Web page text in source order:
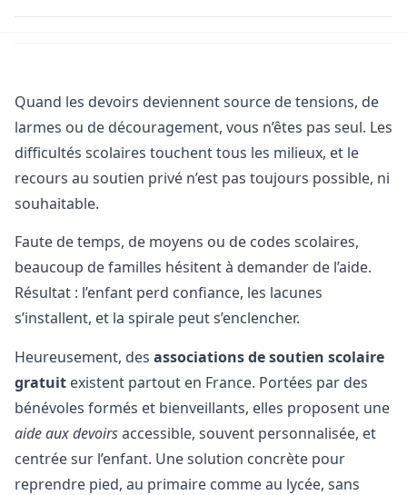
Quand les devoirs deviennent source de tensions, de
larmes ou de découragement, vous n’êtes pas seul. Les
difficultés scolaires touchent tous les milieux, et le
recours au soutien privé n’est pas toujours possible, ni
souhaitable.
Faute de temps, de moyens ou de codes scolaires,
beaucoup de familles hésitent à demander de l’aide.
Résultat : l’enfant perd confiance, les lacunes
s’installent, et la spirale peut s’enclencher.
Heureusement, des associations de soutien scolaire
gratuit existent partout en France. Portées par des
bénévoles formés et bienveillants, elles proposent une
aide aux devoirsaccessible, souvent personnalisée, et
centrée sur l’enfant. Une solution concrète pour
reprendre pied, au primaire comme au lycée, sans